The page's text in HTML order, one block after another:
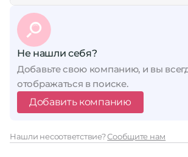
Не нашли себя?
Добавьте свою компанию, и вы
отображаться в поиске.
Добавить компанию
Нашли несоответствие?Сообщите нам